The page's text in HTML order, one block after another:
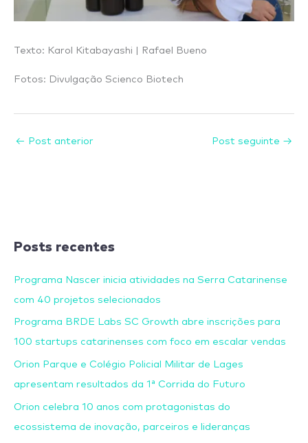
Texto: Karol Kitabayashi | Rafael Bueno
Fotos: Divulgação Scienco Biotech
← Post anterior Post seguinte →
Posts recentes
Programa Nascer inicia atividades na Serra Catarinense
com 40 projetos selecionados
Programa BRDE Labs SC Growth abre inscrições para
100 startups catarinenses com foco em escalar vendas
Orion Parque e Colégio Policial Militar de Lages
apresentam resultados da 1ª Corrida do Futuro
Orion celebra 10 anos com protagonistas do
ecossistema de inovação, parceiros e lideranças